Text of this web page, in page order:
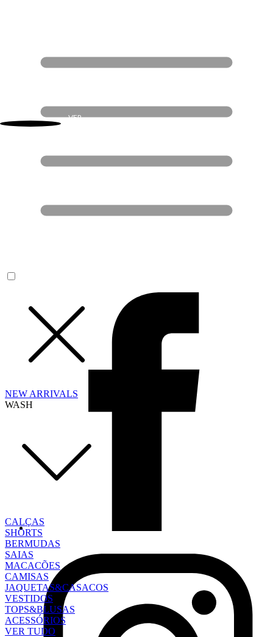
NEW ARRIVALS
WASH
CALÇAS
SHORTS
BERMUDAS
SAIAS
MACACÕES
CAMISAS
JAQUETAS&CASACOS
VESTIDOS
TOPS&BLUSAS
ACESSÓRIOS
VER TUDO